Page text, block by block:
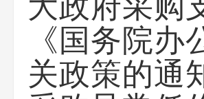
大政府采购
《国务院
关政策的通